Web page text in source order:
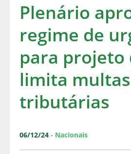
Plenário
regime de
para projeto
limita multas
tributárias
06/12/24 - Nacionais